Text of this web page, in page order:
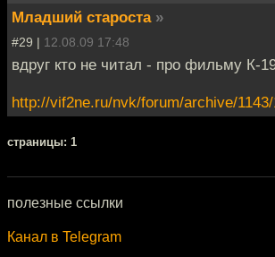
Младший староста »
#29 | 12.08.09 17:48
вдруг кто не читал - про фильму К-
http://vif2ne.ru/nvk/forum/archive/1143/
cтраницы: 1
полезные ссылки
Канал в Telegram